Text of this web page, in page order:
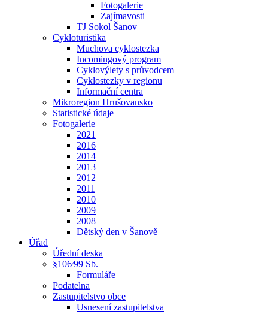
Fotogalerie
Zajímavosti
TJ Sokol Šanov
Cykloturistika
Muchova cyklostezka
Incomingový program
Cyklovýlety s průvodcem
Cyklostezky v regionu
Informační centra
Mikroregion Hrušovansko
Statistické údaje
Fotogalerie
2021
2016
2014
2013
2012
2011
2010
2009
2008
Dětský den v Šanově
Úřad
Úřední deska
§106⁄99 Sb.
Formuláře
Podatelna
Zastupitelstvo obce
Usnesení zastupitelstva